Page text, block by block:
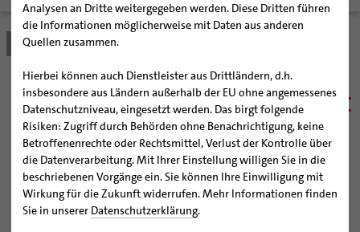
Analysen an Dritte weitergegeben werden. Diese Dritten führen
die Informationen möglicherweise mit Daten aus anderen
Quellen zusammen.
Hierbei können auch Dienstleister aus Drittländern, d.h.
insbesondere aus Ländern außerhalb der EU ohne angemessenes
Datenschutzniveau, eingesetzt werden. Das birgt folgende
Risiken: Zugriff durch Behörden ohne Benachrichtigung, keine
Betroffenenrechte oder Rechtsmittel, Verlust der Kontrolle über
die Datenverarbeitung. Mit Ihrer Einstellung willigen Sie in die
beschriebenen Vorgänge ein. Sie können Ihre Einwilligung mit
Wirkung für die Zukunft widerrufen. Mehr Informationen finden
Sie in unserer Datenschutzerklärung.
BISTUM
Bischöfe
Weihbischof Dr. Martin Marahrens
Bischof em. Norbert Trelle
Weihbischof em. Bongartz
Weihbischof em. Schwerdtfeger
Weihbischof em. Koitz
Bischof em. Dr. Wüstenberg
Generalvikariat
Gremien
Diözesangericht
Gemeindegremien
Pfarrgemeinden
Hildesheimer Dom
Virtueller Rundgang durch den Dom
Tausendjähriger Rosenstock
Die Hildesheimer Dommusik
Wallfahrten | Pilgern
Termine Wallfahrten und Pilgern
Jakobswege im Bistum Hildesheim
Veranstaltungen
Strategieprozess
Jugend
SEELSORGE
Katholisch werden
Wiedereintritt
Erwachsenenkatechumenat
Glaube leben
Glaubensveranstaltungen
Taufe
Fragen zur Taufe
Erwachsenentaufe
Taufsymbole
Erstkommunion
Bistum Hildesheim
Die Erwachsenentaufe steht
jedem offen
Wer als Kind nicht getauft worden ist, kann sich auch
später als Erwachsener noch taufen lassen – die Taufe
steht jedem Menschen offen.